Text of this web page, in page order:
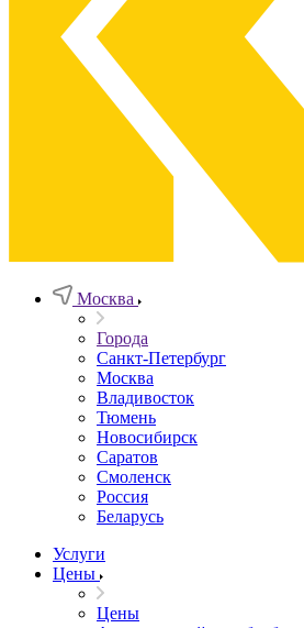
Москва
Города
Санкт-Петербург
Москва
Владивосток
Тюмень
Новосибирск
Саратов
Смоленск
Россия
Беларусь
Услуги
Цены
Цены